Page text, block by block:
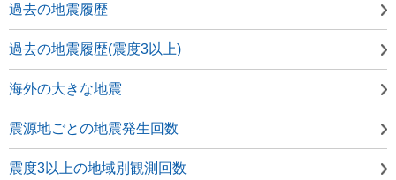
過去の地震履歴
過去の地震履歴(震度3以上)
海外の大きな地震
震源地ごとの地震発生回数
震度3以上の地域別観測回数